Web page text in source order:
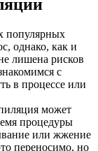
популярных
однако, как и
лишена рисков
с
в процессе или
может
процедуры
или жжение
переносимо, но